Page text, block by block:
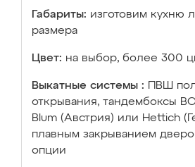
Габариты: изготовим кухню
размера
Цвет: на выбор, более 300
Выкатные системы :
ПВШ
открывания, тандембоксы
Blum (Австрия) или Hettich
плавным закрыванием
опции